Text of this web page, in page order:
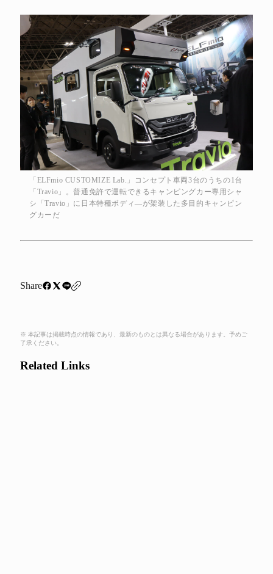
「ELFmio CUSTOMIZE Lab.」コンセプト車両3台のうちの1台
「Travio」。普通免許で運転できるキャンピングカー専用シャ
シ「Travio」に日本特種ボディ―が架装した多目的キャンピン
グカーだ
Share
※ 本記事は掲載時点の情報であり、最新のものとは異なる場合があります。予めご
了承ください。
Related Links